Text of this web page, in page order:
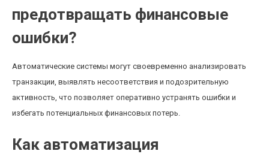
предотвращать финансовые
ошибки?
Автоматические системы могут своевременно анализировать
транзакции, выявлять несоответствия и подозрительную
активность, что позволяет оперативно устранять ошибки и
избегать потенциальных финансовых потерь.
Как автоматизация